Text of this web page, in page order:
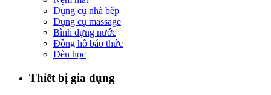
Dụng cụ nhà bếp
Dụng cụ massage
Bình đựng nước
Đồng hồ báo thức
Đèn học
Thiết bị gia dụng